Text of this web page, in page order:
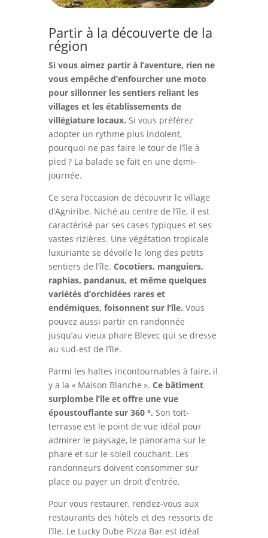
Partir à la découverte de la
région
Si vous aimez partir à l’aventure, rien ne
vous empêche d’enfourcher une moto
pour sillonner les sentiers reliant les
villages et les établissements de
villégiature locaux. Si vous préférez
adopter un rythme plus indolent,
pourquoi ne pas faire le tour de l’île à
pied ? La balade se fait en une demi-
journée.
Ce sera l’occasion de découvrir le village
d’Agniribe. Niché au centre de l’île, il est
caractérisé par ses cases typiques et ses
vastes rizières. Une végétation tropicale
luxuriante se dévoile le long des petits
sentiers de l’île. Cocotiers, manguiers,
raphias, pandanus, et même quelques
variétés d’orchidées rares et
endémiques, foisonnent sur l’île. Vous
pouvez aussi partir en randonnée
jusqu’au vieux phare Blevec qui se dresse
au sud-est de l’île.
Parmi les haltes incontournables à faire, il
y a la « Maison Blanche ». Ce bâtiment
surplombe l’île et offre une vue
époustouflante sur 360 °. Son toit-
terrasse est le point de vue idéal pour
admirer le paysage, le panorama sur le
phare et sur le soleil couchant. Les
randonneurs doivent consommer sur
place ou payer un droit d’entrée.
Pour vous restaurer, rendez-vous aux
restaurants des hôtels et des ressorts de
l’île. Le Lucky Dube Pizza Bar est idéal